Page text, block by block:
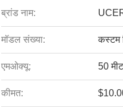
ब्रांड नाम:
मॉडल संख्या: कस्टम
एमओक्यू: 50
कीमत: